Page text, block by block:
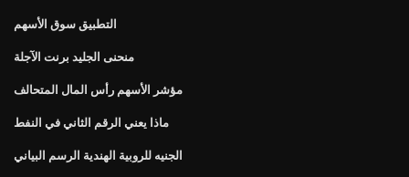
التطبيق سوق الأسهم
منحنى الجليد برنت الآجلة
مؤشر الأسهم رأس المال المتحالف
ماذا يعني الرقم الثاني في النفط
الجنيه للروبية الهندية الرسم البياني